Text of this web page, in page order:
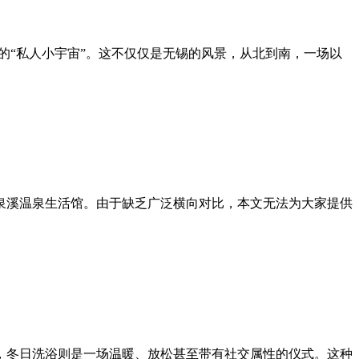
私人小宇宙”。这不仅仅是无锡的风景，从北到南，一场以
温泉生活馆。由于缺乏广泛横向对比，本文无法为大家提供
日洗浴则是一场温暖、放松甚至带有社交属性的仪式。这种